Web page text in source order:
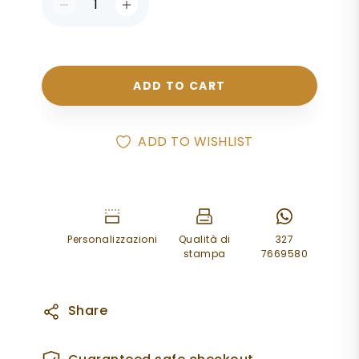
ADD TO CART
ADD TO WISHLIST
Personalizzazioni
Qualità di
stampa
327
7669580
Share